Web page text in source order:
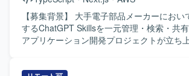
の育成や採用支援にも関わっていただきます。 【求め
物像】 複数プロダクトや組織を横断して技
い、自ら課題を設定しながら関係者を巻き
行できる方を求めています。新旧さまざま
【募集背景】 大手電子部品メーカーにおい
するChatGPT Skillsを一元管理・検索・共
アプリケーション開発プロジェクトが立ち